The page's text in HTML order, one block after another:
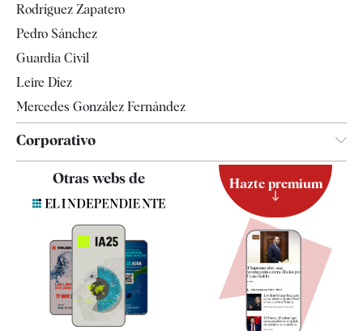
Televisión
Rodríguez Zapatero
Pedro Sánchez
Guardia Civil
Leire Díez
Mercedes González Fernández
Corporativo
Contacto
Quiénes somos
Especificaciones
Otras webs de Hazte premium